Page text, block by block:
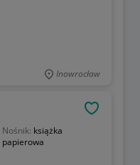
Inowrocław
Nośnik: książka
papierowa